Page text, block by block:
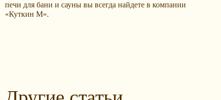
печи для бани и сауны вы всегда найдете в компании
«Куткин М».